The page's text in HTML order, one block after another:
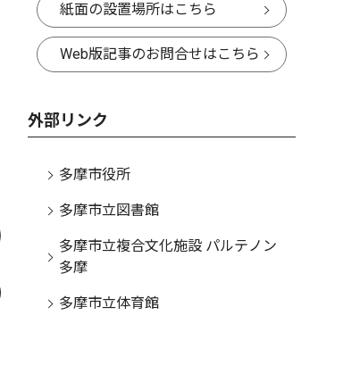
文化
多摩 2026.07.30
イラストレーター・指田さん
展示会 「けい太くんと仲間
たち展」 30日から、京王聖
12月で
紙面の設置場所はこちら
Web版記事のお問合せはこちら
外部リンク
多摩市役所
多摩市立図書館
多摩市立複合文化施設 パルテノン
多摩
多摩市立体育館